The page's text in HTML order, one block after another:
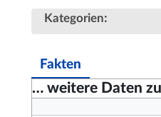
Kategorien:
Fakten
… weitere Daten